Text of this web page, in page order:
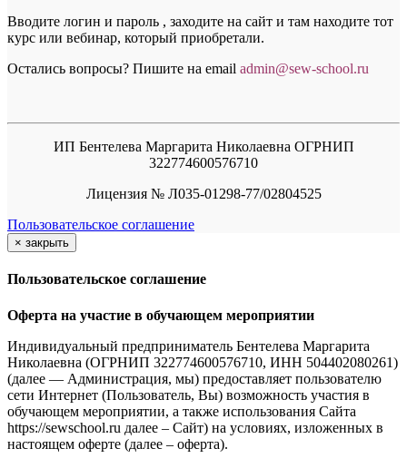
Вводите логин и пароль , заходите на сайт и там находите тот
курс или вебинар, который приобретали.
Остались вопросы? Пишите на email admin@sew-school.ru
ИП Бентелева Маргарита Николаевна ОГРНИП
322774600576710
Лицензия № Л035-01298-77/02804525
Пользовательское соглашение
× закрыть
Пользовательское соглашение
Оферта на участие в обучающем мероприятии
Индивидуальный предприниматель Бентелева Маргарита
Николаевна (ОГРНИП 322774600576710, ИНН 504402080261)
(далее — Администрация, мы) предоставляет пользователю
сети Интернет (Пользователь, Вы) возможность участия в
обучающем мероприятии, а также использования Сайта
https://sewschool.ru далее – Сайт) на условиях, изложенных в
настоящем оферте (далее – оферта).